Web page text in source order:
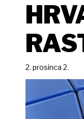
2. prosinca 2.